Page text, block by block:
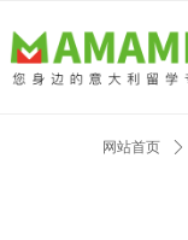
网站首页 ꄲ